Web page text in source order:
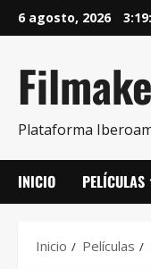
6 agosto, 2026
Plataforma
INICIO PELÍCULAS
Inicio Películas